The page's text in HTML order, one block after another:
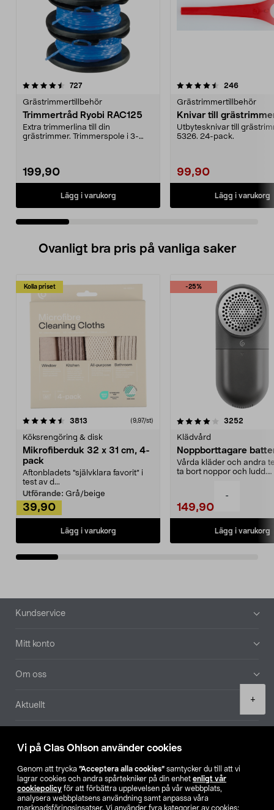
Vi på Clas Ohlson använder cookies
Genom att trycka ”Acceptera alla cookies” samtycker du till att vi
lagrar cookies och andra spårtekniker på din enhet enligt vår
cookiepolicy för att förbättra upplevelsen på vår webbplats,
analysera webbplatsens användning samt anpassa våra
marknadsföringsinsatser. Vi använder fyra kategorier av cookies:
-
+
727recensioner
Grästrimmertillbehör
Trimmertråd Ryobi RAC125
Extra trimmerlina till din
grästrimmer. Trimmerspole i 3-
199,90
Lägg i varukorg
4.5 av 5 stjärnor 246
Grästrimmertillbehör
Knivar till
Utbytesknivar till
5326. 24-pack.
99,90
Lägg i varukorg
4.5 av 5 stjärnor
Ovanligt bra pris på vanliga saker
Kolla priset
3813 (9,97/st)
Köksrengöring & disk
Mikrofiberduk 32 x 31 cm, 4-
pack
Aftonbladets "självklara favorit” i
test av d...
Utförande: Grå/beige
39,90
Lägg i varukorg
-25%
4.0av 5 stjärnor 3252
Klädvård
Noppborttagare
Vårda kläder och andra
ta bort noppor och ludd.
149,90
Lägg i varukorg
4.5av 5 stjärnor
Sidfot
Kundservice
Mitt konto
Om oss
Aktuellt
Hitta butik
SE NO FI